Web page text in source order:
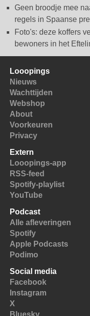
Geen broodje mee
regels in Spaanse
Foto's: deze koffers
bewoners in het
Looopings
Nieuws
Wachttijden
Webshop
About
Voorkeuren
Privacy
Extern
Looopings-app
RSS-feed
Spotify-playlist
YouTube
Podcast
Alle afleveringen
Spotify
Apple Podcasts
Podimo
Social media
Facebook
Instagram
X